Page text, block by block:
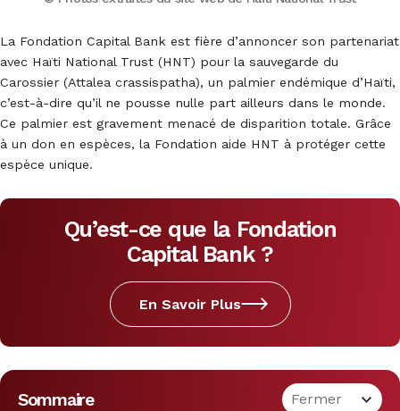
La Fondation Capital Bank est fière d’annoncer son partenariat
avec Haïti National Trust (HNT) pour la sauvegarde du
Carossier (Attalea crassispatha), un palmier endémique d’Haïti,
c’est-à-dire qu’il ne pousse nulle part ailleurs dans le monde.
Ce palmier est gravement menacé de disparition totale. Grâce
à un don en espèces, la Fondation aide HNT à protéger cette
espèce unique.
Qu’est-ce que la Fondation
Capital Bank ?
En Savoir Plus
Sommaire